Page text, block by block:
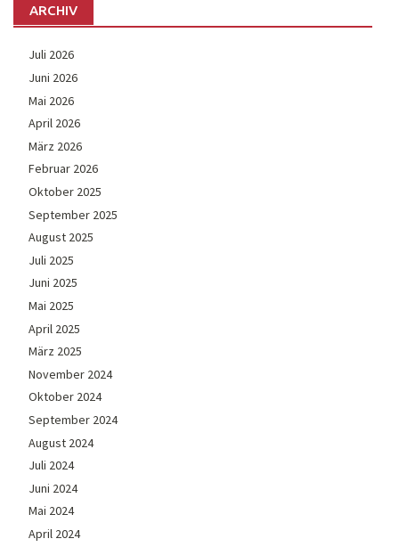
ARCHIV
Juli 2026
Juni 2026
Mai 2026
April 2026
März 2026
Februar 2026
Oktober 2025
September 2025
August 2025
Juli 2025
Juni 2025
Mai 2025
April 2025
März 2025
November 2024
Oktober 2024
September 2024
August 2024
Juli 2024
Juni 2024
Mai 2024
April 2024